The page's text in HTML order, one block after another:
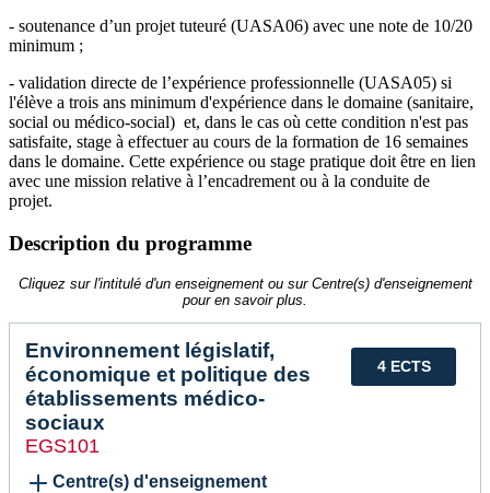
- soutenance d’un projet tuteuré (UASA06) avec une note de 10/20
minimum ;
- validation directe de l’expérience professionnelle (UASA05) si
l'élève a trois ans minimum d'expérience dans le domaine (sanitaire,
social ou médico-social) et, dans le cas où cette condition n'est pas
satisfaite, stage à effectuer au cours de la formation de 16 semaines
dans le domaine. Cette expérience ou stage pratique doit être en lien
avec une mission relative à l’encadrement ou à la conduite de
projet.
Description du programme
Cliquez sur l'intitulé d'un enseignement ou sur Centre(s) d'enseignement
pour en savoir plus.
4 ECTS
Environnement législatif,
économique et politique des
établissements médico-
sociaux
EGS101
Centre(s) d'enseignement